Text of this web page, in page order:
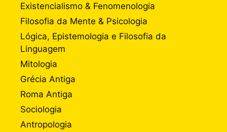
Existencialismo & Fenomenologia
Filosofia da Mente & Psicologia
Lógica, Epistemologia e Filosofia da
Linguagem
Mitologia
Grécia Antiga
Roma Antiga
Sociologia
Antropologia